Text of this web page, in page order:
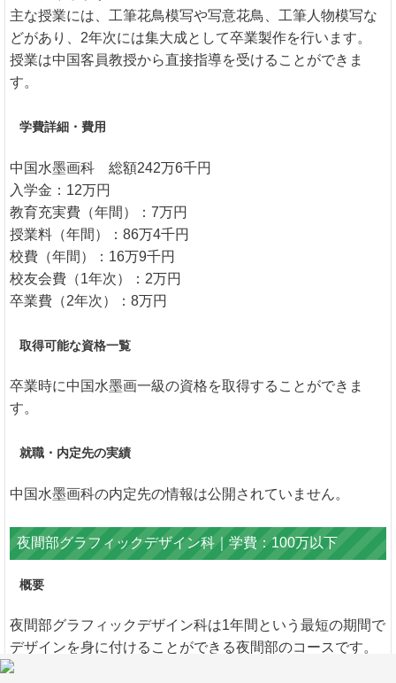
主な授業には、工筆花鳥模写や写意花鳥、工筆人物模写な
どがあり、2年次には集大成として卒業製作を行います。
授業は中国客員教授から直接指導を受けることができま
す。
学費詳細・費用
中国水墨画科 総額242万6千円
入学金：12万円
教育充実費（年間）：7万円
授業料（年間）：86万4千円
校費（年間）：16万9千円
校友会費（1年次）：2万円
卒業費（2年次）：8万円
取得可能な資格一覧
卒業時に中国水墨画一級の資格を取得することができま
す。
就職・内定先の実績
中国水墨画科の内定先の情報は公開されていません。
夜間部グラフィックデザイン科｜学費：100万以下
概要
夜間部グラフィックデザイン科は1年間という最短の期間で
デザインを身に付けることができる夜間部のコースです。
グラフィックデザイナーやアートディレクターなどを目指